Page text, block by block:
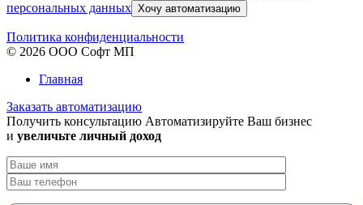
персональных данных Хочу автоматизацию
Политика конфиденциальности
© 2026 ООО Софт МП
Главная
Заказать автоматизацию
Получить консультацию Автоматизируйте Ваш бизнес
и увеличьте личный доход